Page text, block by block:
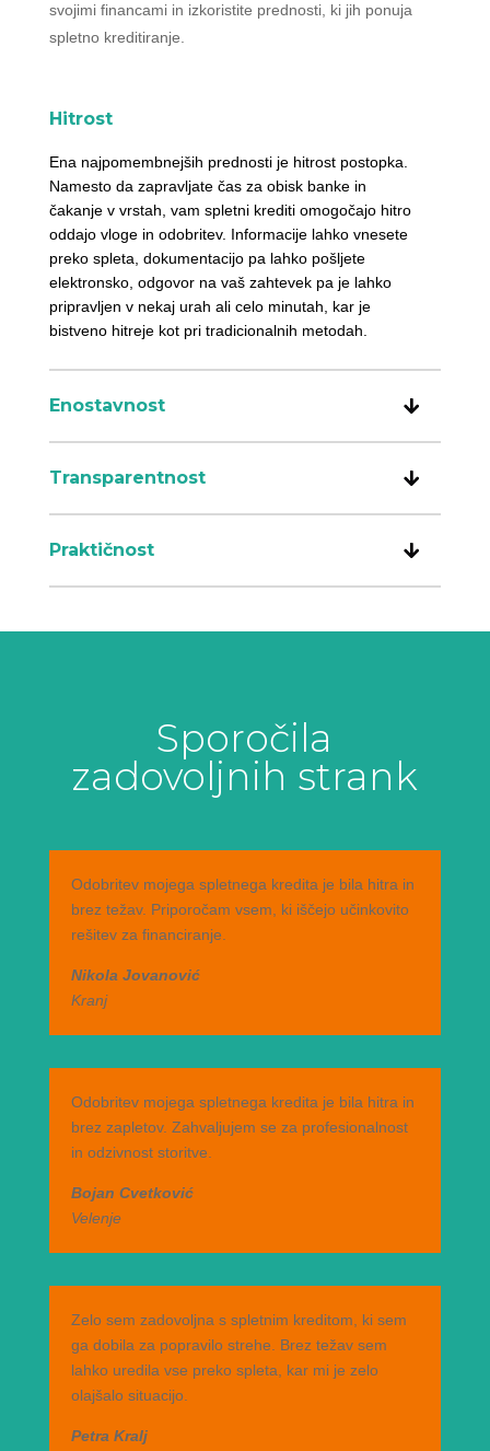
svojimi financami in izkoristite prednosti, ki jih ponuja
spletno kreditiranje.
Hitrost
Ena najpomembnejših prednosti je hitrost postopka.
Namesto da zapravljate čas za obisk banke in
čakanje v vrstah, vam spletni krediti omogočajo hitro
oddajo vloge in odobritev. Informacije lahko vnesete
preko spleta, dokumentacijo pa lahko pošljete
elektronsko, odgovor na vaš zahtevek pa je lahko
pripravljen v nekaj urah ali celo minutah, kar je
bistveno hitreje kot pri tradicionalnih metodah.
Enostavnost
Transparentnost
Praktičnost
Sporočila
zadovoljnih strank
Odobritev mojega spletnega kredita je bila hitra in
brez težav. Priporočam vsem, ki iščejo učinkovito
rešitev za financiranje.
Nikola Jovanović
Kranj
Odobritev mojega spletnega kredita je bila hitra in
brez zapletov. Zahvaljujem se za profesionalnost
in odzivnost storitve.
Bojan Cvetković
Velenje
Zelo sem zadovoljna s spletnim kreditom, ki sem
ga dobila za popravilo strehe. Brez težav sem
lahko uredila vse preko spleta, kar mi je zelo
olajšalo situacijo.
Petra Kralj